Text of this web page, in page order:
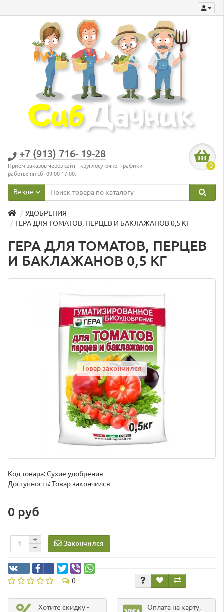
+7 (913) 716- 19-28
Прием заказов через сайт - круглосуточно. Графики
работы: пн-сб -09:00-17:00.
0
Везде
УДОБРЕНИЯ
ГЕРА ДЛЯ ТОМАТОВ, ПЕРЦЕВ И БАКЛАЖАНОВ 0,5 КГ
ГЕРА ДЛЯ ТОМАТОВ, ПЕРЦЕВ
И БАКЛАЖАНОВ 0,5 КГ
Товар закончился
Код товара:Сухие удобрения
Доступность: Товар закончился
0 руб
Закончился
0
Хотите скидку -
Оплата на карту,